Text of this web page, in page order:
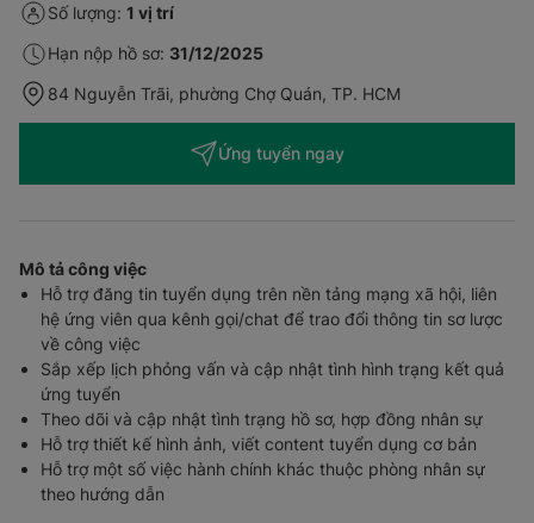
Số lượng: 1 vị trí
Hạn nộp hồ sơ: 31/12/2025
84 Nguyễn Trãi, phường Chợ Quán, TP. HCM
Ứng tuyển ngay
Mô tả công việc
Hỗ trợ đăng tin tuyển dụng trên nền tảng mạng xã hội, liên
hệ ứng viên qua kênh gọi/chat để trao đổi thông tin sơ lược
về công việc
Sắp xếp lịch phỏng vấn và cập nhật tình hình trạng kết quả
ứng tuyển
Theo dõi và cập nhật tình trạng hồ sơ, hợp đồng nhân sự
Hỗ trợ thiết kế hình ảnh, viết content tuyển dụng cơ bản
Hỗ trợ một số việc hành chính khác thuộc phòng nhân sự
theo hướng dẫn